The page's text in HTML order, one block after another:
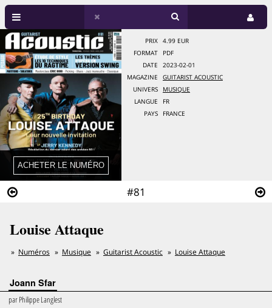
#81
PRIX
4.99 EUR
FORMAT
PDF
DATE
2023-02-01
MAGAZINE
GUITARIST ACOUSTIC
UNIVERS
MUSIQUE
LANGUE
FR
PAYS
FRANCE
Louise Attaque
Numéros Musique Guitarist Acoustic Louise Attaque
Joann Sfar
parPhilippe Langlest